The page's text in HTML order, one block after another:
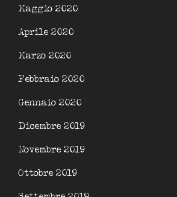
Maggio 2020
Aprile 2020
Marzo 2020
Febbraio 2020
Gennaio 2020
Dicembre 2019
Novembre 2019
Ottobre 2019